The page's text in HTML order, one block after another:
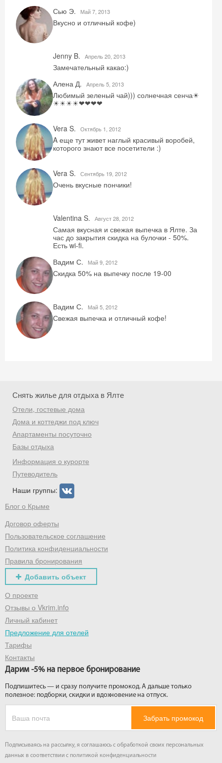
Сью Э.
Май 7, 2013
Вкусно и отличный кофе)
Jenny B. Aпрель 20, 2013
Замечательный какао:)
Алена Д.
Aпрель 5, 2013
Любимый зеленый чай))) солнечная сенча☀
☀☀☀☀❤❤❤❤
Vera S. Октябрь 1, 2012
A еще тут живет наглый красивый воробей,
которого знают все посетители :)
Vera S. Сентябрь 19, 2012
Очень вкусные пончики!
Valentina S. Август 28, 2012
Самая вкусная и свежая выпечка в Ялте. За
час до закрытия скидка на булочки - 50%.
Есть wi-fi.
Вадим С.
Май 9, 2012
Скидка 50% на выпечку после 19-00
Вадим С. Май 5, 2012
Свежая выпечка и отличный кофе!
Снять жилье для отдыха в Ялте
Отели, гостевые дома
Дома и коттеджи под ключ
Апартаменты посуточно
Базы отдыха
Информация о курорте
Путеводитель
Наши группы:
Блог о Крыме
Договор оферты
Пользовательское соглашение
Политика конфиденциальности
Правила бронирования
Добавить объект
О проекте
Отзывы о Vkrim.info
Личный кабинет
Предложение для отелей
Тарифы
Контакты
Дарим -5% на первое бронирование
Подпишитесь — и сразу получите промокод. А дальше только
полезное: подборки, скидки и вдохновение на отпуск.
Забрать промокод
Подписываясь на рассылку, я соглашаюсь с обработкой своих персональных
данных в соответствии с политикой конфиденциальности